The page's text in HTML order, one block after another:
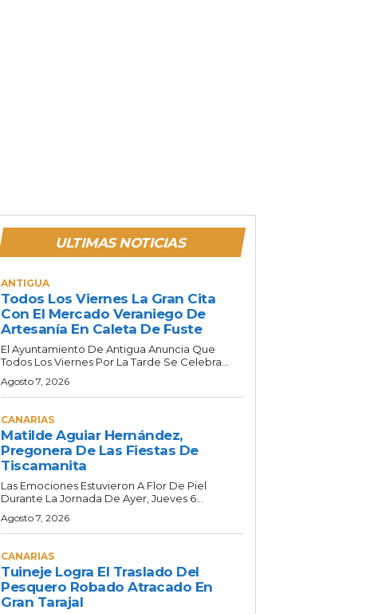
ULTIMAS NOTICIAS
ANTIGUA
Todos Los Viernes La Gran Cita
Con El Mercado Veraniego De
Artesanía En Caleta De Fuste
El Ayuntamiento De Antigua Anuncia Que
Todos Los Viernes Por La Tarde Se Celebra...
Agosto 7, 2026
CANARIAS
Matilde Aguiar Hernández,
Pregonera De Las Fiestas De
Tiscamanita
Las Emociones Estuvieron A Flor De Piel
Durante La Jornada De Ayer, Jueves 6...
Agosto 7, 2026
CANARIAS
Tuineje Logra El Traslado Del
Pesquero Robado Atracado En
Gran Tarajal